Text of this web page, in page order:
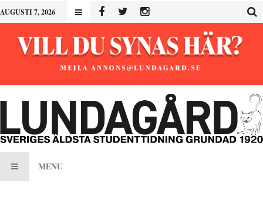
AUGUSTI 7, 2026
MENU